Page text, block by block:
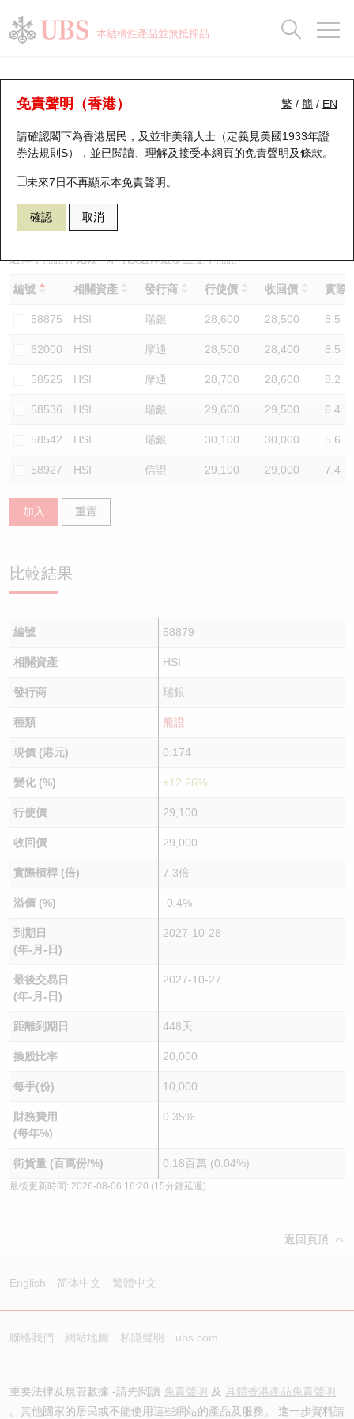
本結構性產品並無抵押品
繁 / 簡 / EN
免責聲明（香港）
請確認閣下為香港居民，及並非美籍人士（定義見美國1933年證
券法規則S），並已閱讀、理解及接受本網頁的免責聲明及條款。
未來7日不再顯示本免責聲明。
確認 取消
牛熊證分析儀
表現 街貨統計 比較
58879 瑞銀熊證 HSI 恒生指數
選擇牛熊證作比較 *你可以選擇最多三隻牛熊證
編號 相關資產 發行商 行使價 收回價 實際
58875 HSI 瑞銀 28,600 28,500 8.5
62000 HSI 摩通 28,500 28,400 8.5
58525 HSI 摩通 28,700 28,600 8.2
58536 HSI 瑞銀 29,600 29,500 6.4
58542 HSI 瑞銀 30,100 30,000 5.6
58927 HSI 信證 29,100 29,000 7.4
加入 重置
比較結果
編號 58879
相關資產 HSI
發行商 瑞銀
種類 熊證
現價 (港元) 0.174
變化 (%) +12.26%
行使價 29,100
收回價 29,000
實際槓桿 (倍) 7.3倍
溢價 (%) -0.4%
到期日
(年-月-日)
2027-10-28
最後交易日
(年-月-日)
2027-10-27
距離到期日 448天
換股比率 20,000
每手(份) 10,000
財務費用
(每年%)
0.35%
街貨量 (百萬份/%) 0.18百萬 (0.04%)
最後更新時間: 2026-08-06 16:20 (15分鐘延遲)
返回頁頂
English 简体中文 繁體中文
聯絡我們 網站地圖 私隱聲明 ubs.com
重要法律及規管數據 -請先閱讀 免責聲明 及 具體香港產品免責聲明
。其他國家的居民或不能使用這些網站的產品及服務。 進一步資料請
瑞銀認股證一覽
新發行瑞銀認股證
即將到期認股證
認股證到期結算價查詢
認股證分析儀
認股證速算機
認股證/牛熊證日誌
認股證文件及公告
街貨統計
比較
牛熊全景快搜
牛熊證搜尋
牛熊證街貨分佈圖
正股牛熊證列表
新發行瑞銀牛熊證
已收回牛熊證剩餘價值
牛熊證到期結算價查詢
牛熊證分析儀
街貨統計
比較
十大升幅/跌幅
十大認股證成交分佈
十天股證佔大市成交
資金流
街貨統計
三十大平均引伸波幅
正股分析儀
二十大活躍股份
恒指成份股
國指成份股
科指成份股
相關資產沽空
中資ETFs溢價比較
AH 股價對照
持股比重
顯示所有持股比重
每月輪證大市專題
輪證專欄
講座及教育短片
認股證投資者教育
牛熊證投資者教育
認股證牛熊證常問問題